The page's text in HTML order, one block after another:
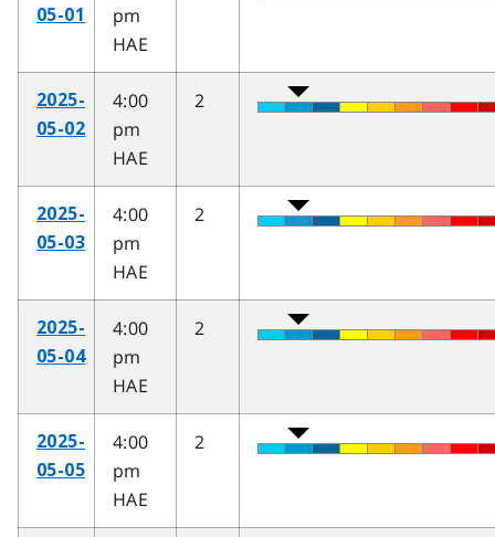
05-01
pm
HAE
2025-
05-02
4:00
pm
HAE
2
2025-
05-03
4:00
pm
HAE
2
2025-
05-04
4:00
pm
HAE
2
2025-
05-05
4:00
pm
HAE
2